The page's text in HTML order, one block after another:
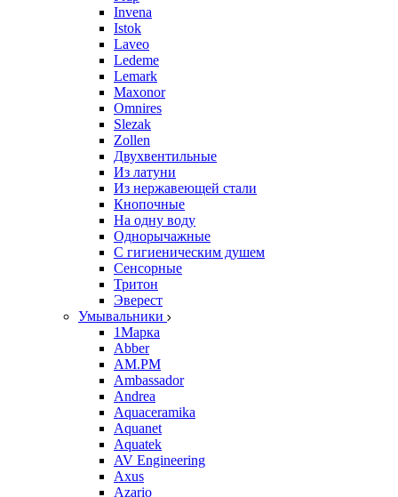
Invena
Istok
Laveo
Ledeme
Lemark
Maxonor
Omnires
Slezak
Zollen
Двухвентильные
Из латуни
Из нержавеющей стали
Кнопочные
На одну воду
Однорычажные
С гигиеническим душем
Сенсорные
Тритон
Эверест
Умывальники
1Марка
Abber
AM.PM
Ambassador
Andrea
Aquaceramika
Aquanet
Aquatek
AV Engineering
Axus
Azario